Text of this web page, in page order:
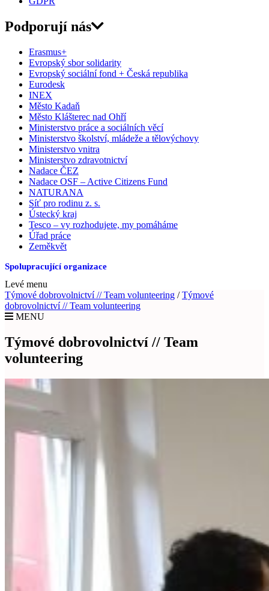
Podporují nás
Erasmus+
Evropský sbor solidarity
Evropský sociální fond + Česká republika
Eurodesk
INEX
Město Kadaň
Město Klášterec nad Ohří
Ministerstvo práce a sociálních věcí
Ministerstvo školství, mládeže a tělovýchovy
Ministerstvo vnitra
Ministerstvo zdravotnictví
Nadace ČEZ
Nadace OSF – Active Citizens Fund
NATURANA
Síť pro rodinu z. s.
Ústecký kraj
Tesco – vy rozhodujete, my pomáháme
Úřad práce
Zeměkvět
Spolupracující organizace
Levé menu
Týmové dobrovolnictví // Team volunteering /Týmové
dobrovolnictví // Team volunteering
MENU
Týmové dobrovolnictví // Team
volunteering